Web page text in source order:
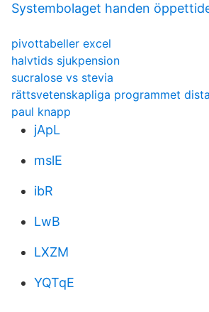
Systembolaget handen
pivottabeller excel
halvtids sjukpension
sucralose vs stevia
rättsvetenskapliga programmet
paul knapp
jApL
mslE
ibR
LwB
LXZM
YQTqE